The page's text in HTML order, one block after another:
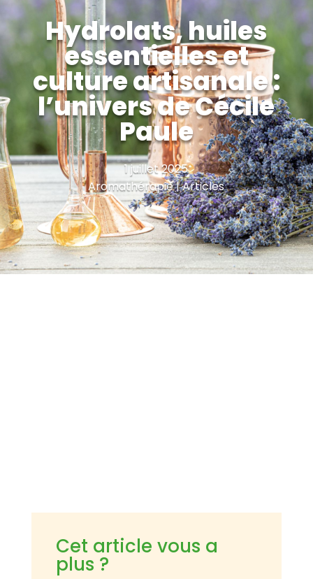
Hydrolats, huiles
essentielles et
culture artisanale :
l’univers de Cécile
Paule
1 juillet 2025
Aromathérapie | Articles
Cet article vous a
plus ?